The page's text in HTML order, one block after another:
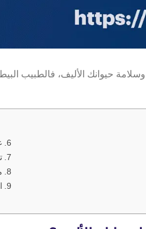
الأليف، فالطبيب البيطري